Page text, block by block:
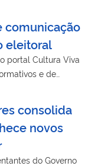
comunicação
eleitoral
portal Cultura Viva
e de
consolida
novos
do Governo